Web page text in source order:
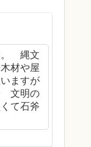
。 縄文
材や屋
ますが
文明の
て石斧